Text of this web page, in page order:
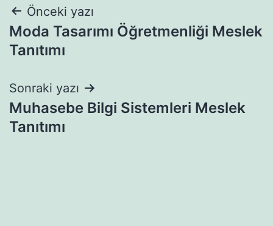
Yazı
gezinmesi
Önceki yazı
Moda Tasarımı Öğretmenliği Meslek
Tanıtımı
Sonraki yazı
Muhasebe Bilgi Sistemleri Meslek
Tanıtımı